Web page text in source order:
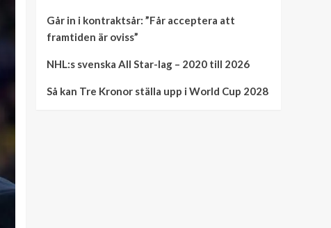
Går in i kontraktsår: ”Får acceptera att
framtiden är oviss”
NHL:s svenska All Star-lag – 2020 till 2026
Så kan Tre Kronor ställa upp i World Cup 2028